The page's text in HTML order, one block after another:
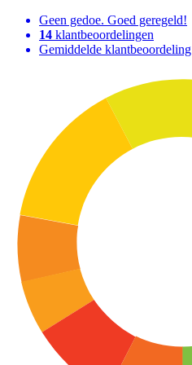
Geen gedoe. Goed geregeld!
14 klantbeoordelingen
Gemiddelde klantbeoordeling